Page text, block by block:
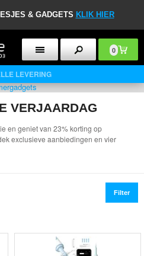
& GADGETS KLIK HIER
0
LEVERING
VERJAARDAG
en geniet van 23% korting op
exclusieve aanbiedingen en vier
Filter